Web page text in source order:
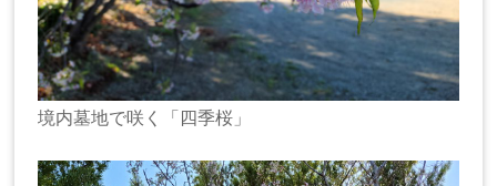
境内墓地で咲く「四季桜」